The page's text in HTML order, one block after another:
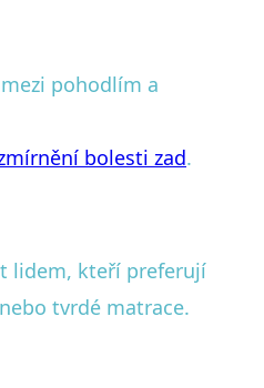
pohodlím a
bolesti zad.
lidem, kteří preferují
tvrdé matrace.